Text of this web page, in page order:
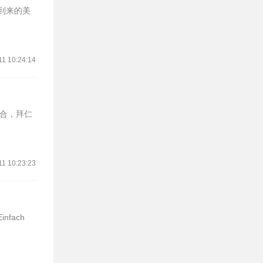
来的美
10:24:14
，拜仁
10:23:23